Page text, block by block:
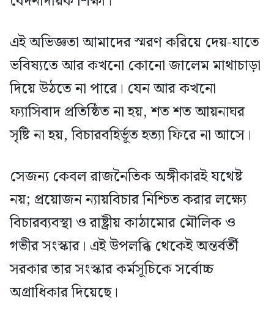
এই অভিজ্ঞতা আমাদের স্মরণ করিয়ে দেয়-যাতে
ভবিষ্যতে আর কখনো কোনো জালেম মাথাচাড়া
দিয়ে উঠতে না পারে। যেন আর কখনো
ফ্যাসিবাদ প্রতিষ্ঠিত না হয়, শত শত আয়নাঘর
সৃষ্টি না হয়, বিচারবহির্ভূত হত্যা ফিরে না আসে।
সেজন্য কেবল রাজনৈতিক অঙ্গীকারই যথেষ্ট
নয়; প্রয়োজন ন্যায়বিচার নিশ্চিত করার লক্ষ্যে
বিচারব্যবস্থা ও রাষ্ট্রীয় কাঠামোর মৌলিক ও
গভীর সংস্কার। এই উপলব্ধি থেকেই অন্তর্বর্তী
সরকার তার সংস্কার কর্মসূচিকে সর্বোচ্চ
অগ্রাধিকার দিয়েছে।